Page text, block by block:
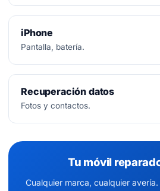
iPhone
Pantalla, batería.
Recuperación datos
Fotos y contactos.
Tu móvil
Cualquier marca, cualquier